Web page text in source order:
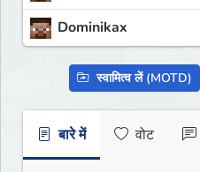
Dominikax
स्वामित्व लें (MOTD)
बारे में वोट